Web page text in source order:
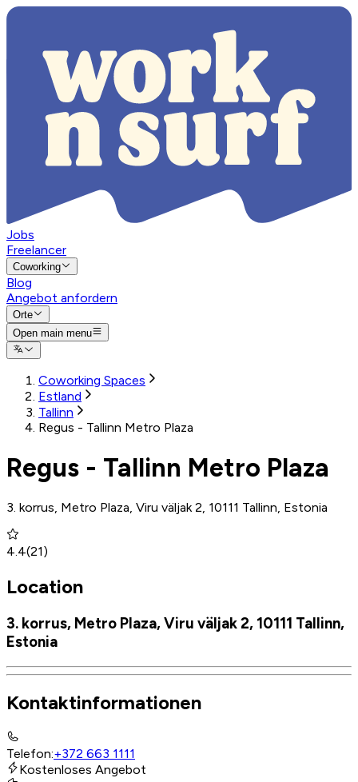
Jobs
Freelancer
Coworking
Blog
Angebot anfordern
Orte
Open main menu
Coworking Spaces
Estland
Tallinn
Regus - Tallinn Metro Plaza
Regus - Tallinn Metro Plaza
3. korrus, Metro Plaza, Viru väljak 2, 10111 Tallinn, Estonia
4.4(21)
Location
3. korrus, Metro Plaza, Viru väljak 2, 10111 Tallinn,
Estonia
Kontaktinformationen
Telefon:+372 663 1111
Kostenloses Angebot